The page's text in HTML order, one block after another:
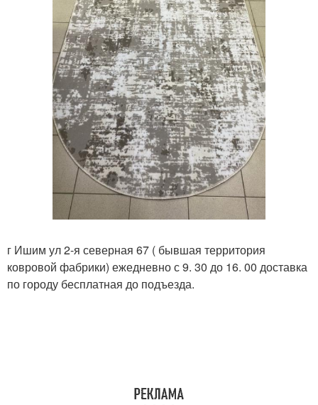
г Ишим ул 2-я северная 67 ( бывшая территория
ковровой фабрики) ежедневно с 9. 30 до 16. 00 доставка
по городу бесплатная до подъезда.